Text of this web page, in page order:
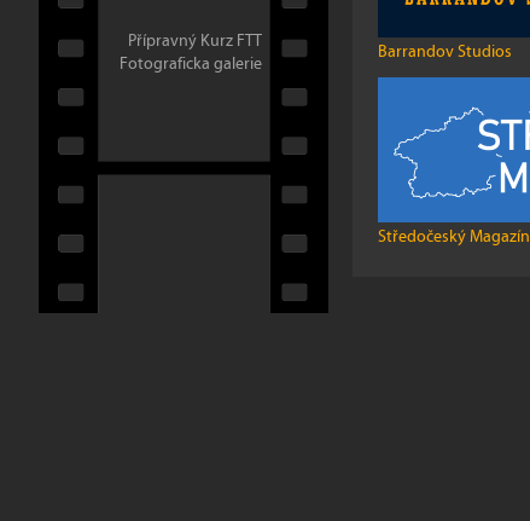
Přípravný Kurz FTT
Fotograficka galerie Barrandov Studios
Středočeský Magazín